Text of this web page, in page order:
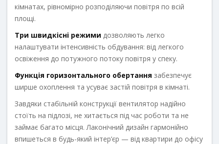
кімнатах, рівномірно розподіляючи повітря по всій
площі.
Три швидкісні режими дозволяють легко
налаштувати інтенсивність обдування: від легкого
освіження до потужного потоку повітря у спеку.
Функція горизонтального обертання забезпечує
ширше охоплення та усуває застій повітря в кімнаті.
Завдяки стабільній конструкції вентилятор надійно
стоїть на підлозі, не хитається під час роботи та не
займає багато місця. Лаконічний дизайн гармонійно
впишеться в будь-який інтер’єр — від квартири до офісу